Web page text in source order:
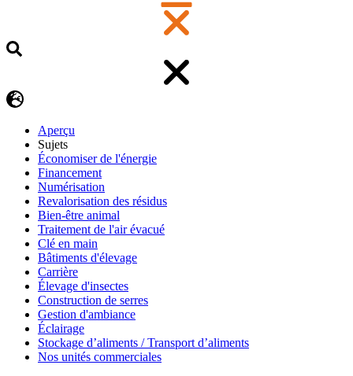
Aperçu
Sujets
Économiser de l'énergie
Financement
Numérisation
Revalorisation des résidus
Bien-être animal
Traitement de l'air évacué
Clé en main
Bâtiments d'élevage
Carrière
Élevage d'insectes
Construction de serres
Gestion d'ambiance
Éclairage
Stockage d’aliments / Transport d’aliments
Nos unités commerciales